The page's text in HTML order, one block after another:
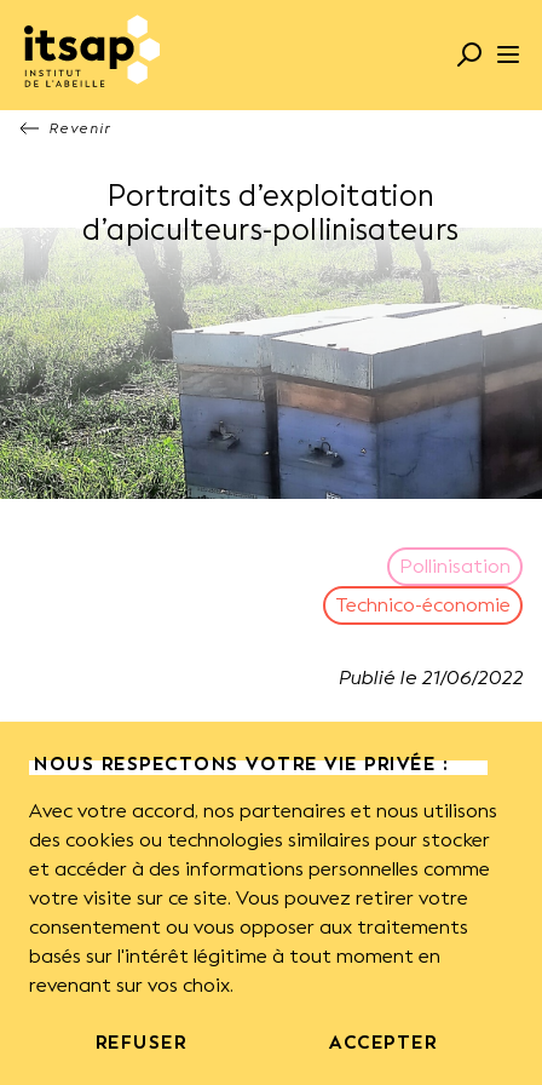
Revenir
Portraits d’exploitation
d’apiculteurs-pollinisateurs
Publié le21/06/2022
Pollinisation
Technico-économie
Le projet FLEUR se poursuit
Après avoir analysé les résultats de l’enquête en ligne,
nous vous présentons trois nouveaux portraits
d’exploitation qui ont vu le jour dans le cadre du projet
pour Favoriser l’Emergence d’Usages pour Répondre
aux enjeux apicoles et arboricoles régionaux (FLEUR).
Ces portraits s’appuient sur les témoignages
semi-directifs, qui ont permis d’aborder les aspects
NOUS RESPECTONS VOTRE VIE PRIVÉE :
Avec votre accord, nos partenaires et nous utilisons
des cookies ou technologies similaires pour stocker
et accéder à des informations personnelles comme
votre visite sur ce site. Vous pouvez retirer votre
consentement ou vous opposer aux traitements
basés sur l'intérêt légitime à tout moment en
revenant sur vos choix.
REFUSER ACCEPTER